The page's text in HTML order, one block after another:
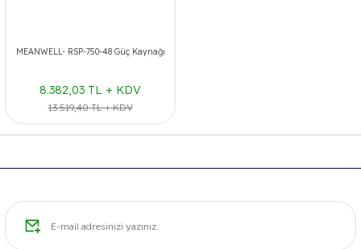
MEANWELL- RSP-750-48 Güç Kaynağı
8.382,03 TL + KDV
13.519,40 TL + KDV